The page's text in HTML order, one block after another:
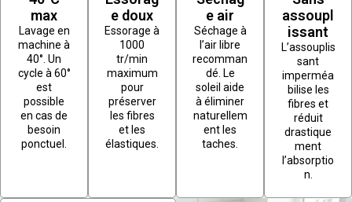
max
Lavage en
machine à
40°. Un
cycle à 60°
est
possible
en cas de
besoin
ponctuel.
e doux
Essorage à
1000
tr/min
maximum
pour
préserver
les fibres
et les
élastiques.
e air
Séchage à
l’air libre
recomman
dé. Le
soleil aide
à éliminer
naturellem
ent les
taches.
assoupl
issant
L’assouplis
sant
imperméa
bilise les
fibres et
réduit
drastique
ment
l’absorptio
n.